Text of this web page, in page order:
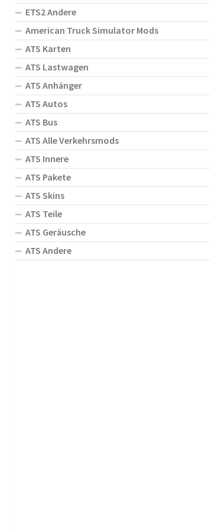
ETS2 Andere
American Truck Simulator Mods
ATS Karten
ATS Lastwagen
ATS Anhänger
ATS Autos
ATS Bus
ATS Alle Verkehrsmods
ATS Innere
ATS Pakete
ATS Skins
ATS Teile
ATS Geräusche
ATS Andere